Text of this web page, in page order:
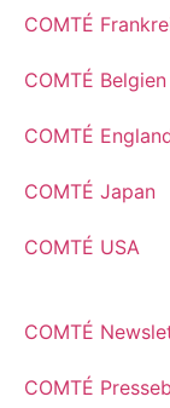
COMTÉ
COMTÉ Belgien
COMTÉ
COMTÉ Japan
COMTÉ USA
COMTÉ
COMTÉ